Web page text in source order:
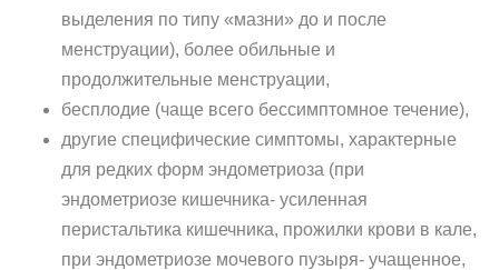
выделения по типу «мазни» до и после
менструации), более обильные и
продолжительные менструации,
бесплодие (чаще всего бессимптомное течение),
другие специфические симптомы, характерные
для редких форм эндометриоза (при
эндометриозе кишечника- усиленная
перистальтика кишечника, прожилки крови в кале,
при эндометриозе мочевого пузыря- учащенное,